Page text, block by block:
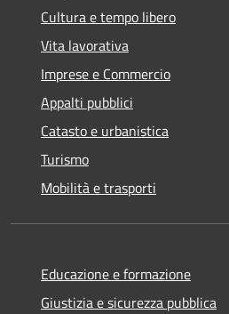
Cultura e tempo libero
Vita lavorativa
Imprese e Commercio
Appalti pubblici
Catasto e urbanistica
Turismo
Mobilità e trasporti
Educazione e formazione
Giustizia e sicurezza pubblica